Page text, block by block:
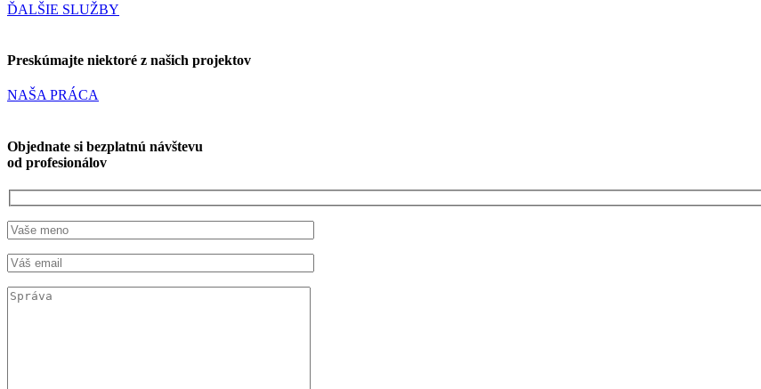
ĎALŠIE SLUŽBY
Preskúmajte niektoré z našich projektov
NAŠA PRÁCA
Objednate si bezplatnú návštevu
od profesionálov